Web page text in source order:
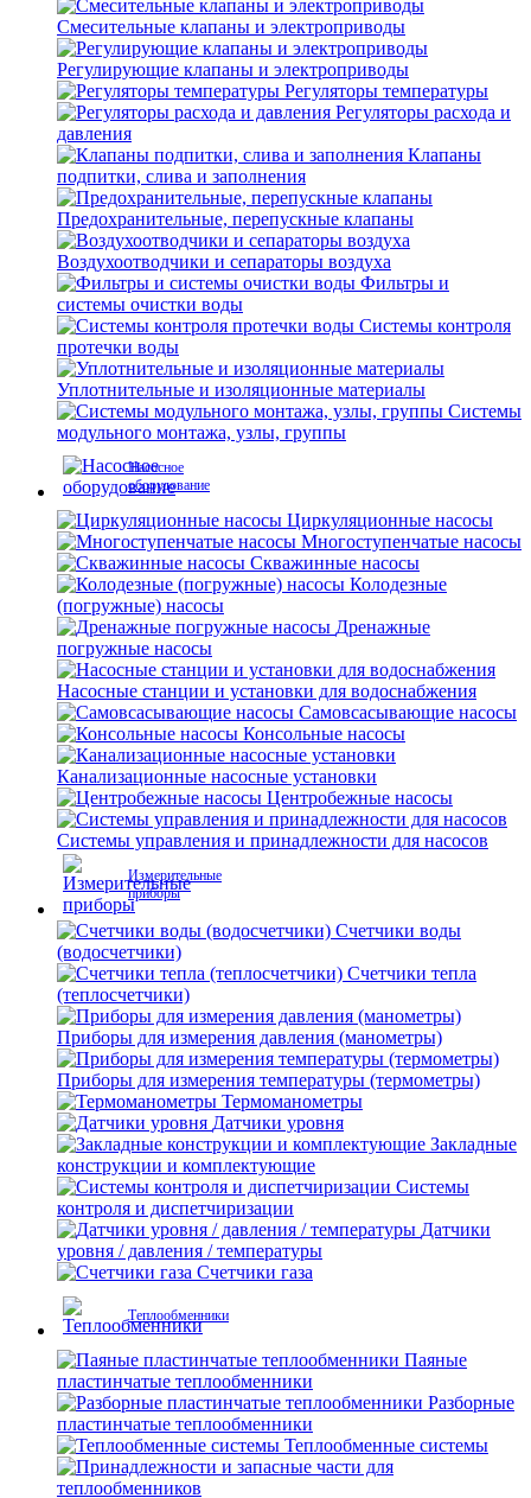
Смесительные клапаны и электроприводы
Регулирующие клапаны и электроприводы
Регуляторы температуры
Регуляторы расхода и
давления
Клапаны
подпитки, слива и заполнения
Предохранительные, перепускные клапаны
Воздухоотводчики и сепараторы воздуха
Фильтры и
системы очистки воды
Системы контроля
протечки воды
Уплотнительные и изоляционные материалы
Системы
модульного монтажа, узлы, группы
Насосное
оборудование
Циркуляционные насосы
Многоступенчатые насосы
Скважинные насосы
Колодезные
(погружные) насосы
Дренажные
погружные насосы
Насосные станции и установки для водоснабжения
Самовсасывающие насосы
Консольные насосы
Канализационные насосные установки
Центробежные насосы
Системы управления и принадлежности для насосов
Измерительные
приборы
Счетчики воды
(водосчетчики)
Счетчики тепла
(теплосчетчики)
Приборы для измерения давления (манометры)
Приборы для измерения температуры (термометры)
Термоманометры
Датчики уровня
Закладные
конструкции и комплектующие
Системы
контроля и диспетчиризации
Датчики
уровня / давления / температуры
Счетчики газа
Теплообменники
Паяные
пластинчатые теплообменники
Разборные
пластинчатые теплообменники
Теплообменные системы